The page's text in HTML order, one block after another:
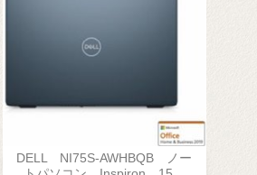
DELL NI75S-AWHBQB ノー